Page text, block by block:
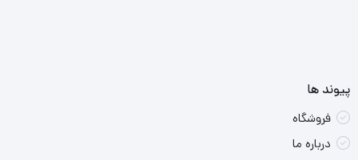
پیوند ها
فروشگاه
درباره ما